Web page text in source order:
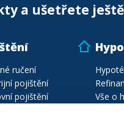
a ušetřete
ručení
pojištění
pojištění
Vše o